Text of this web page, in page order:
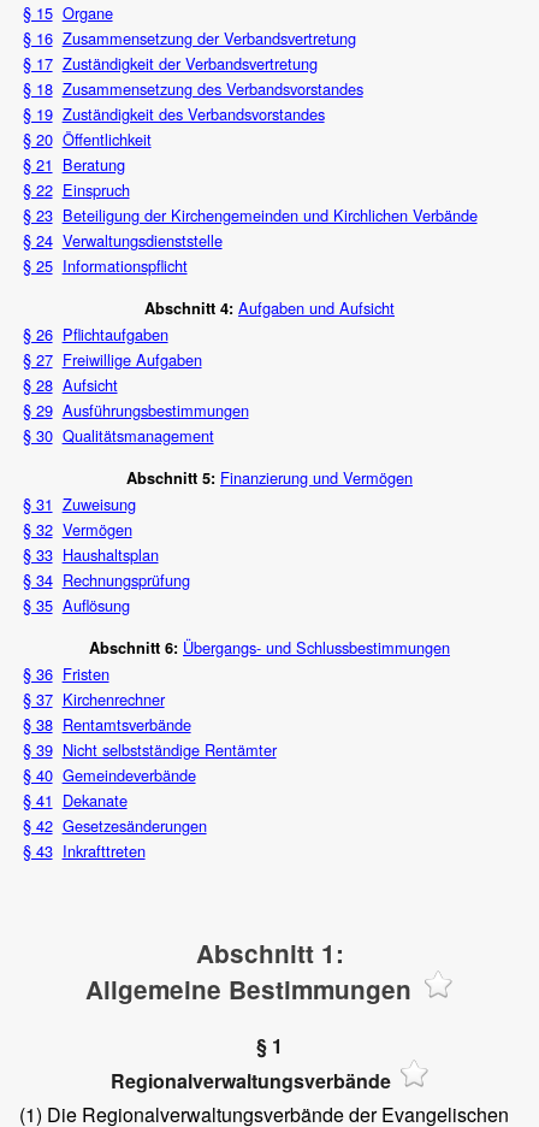
§ 15 Organe
§ 16 Zusammensetzung der Verbandsvertretung
§ 17 Zuständigkeit der Verbandsvertretung
§ 18 Zusammensetzung des Verbandsvorstandes
§ 19 Zuständigkeit des Verbandsvorstandes
§ 20 Öffentlichkeit
§ 21 Beratung
§ 22 Einspruch
§ 23 Beteiligung der Kirchengemeinden und Kirchlichen Verbände
§ 24 Verwaltungsdienststelle
§ 25 Informationspflicht
Abschnitt 4: Aufgaben und Aufsicht
§ 26 Pflichtaufgaben
§ 27 Freiwillige Aufgaben
§ 28 Aufsicht
§ 29 Ausführungsbestimmungen
§ 30 Qualitätsmanagement
Abschnitt 5: Finanzierung und Vermögen
§ 31 Zuweisung
§ 32 Vermögen
§ 33 Haushaltsplan
§ 34 Rechnungsprüfung
§ 35 Auflösung
Abschnitt 6: Übergangs- und Schlussbestimmungen
§ 36 Fristen
§ 37 Kirchenrechner
§ 38 Rentamtsverbände
§ 39 Nicht selbstständige Rentämter
§ 40 Gemeindeverbände
§ 41 Dekanate
§ 42 Gesetzesänderungen
§ 43 Inkrafttreten
Abschnitt 1:
Allgemeine Bestimmungen
§ 1
Regionalverwaltungsverbände
(1) Die Regionalverwaltungsverbände der Evangelischen